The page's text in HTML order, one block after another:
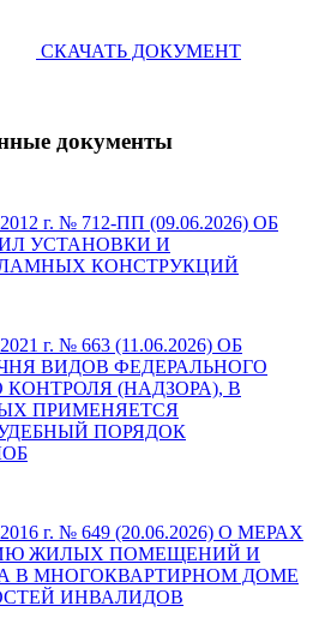
СКАЧАТЬ ДОКУМЕНТ
документы
г. № 712-ПП (09.06.2026) ОБ
УСТАНОВКИ И
КОНСТРУКЦИЙ
г. № 663 (11.06.2026) ОБ
ВИДОВ ФЕДЕРАЛЬНОГО
(НАДЗОРА), В
ПРИМЕНЯЕТСЯ
ПОРЯДОК
г. № 649 (20.06.2026) О МЕРАХ
ЖИЛЫХ ПОМЕЩЕНИЙ И
В МНОГОКВАРТИРНОМ ДОМЕ
ИНВАЛИДОВ